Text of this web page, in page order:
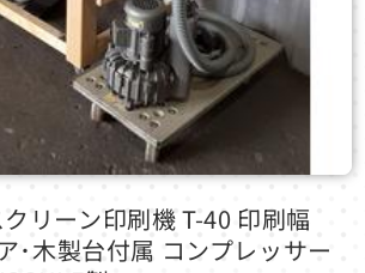
リーン印刷機 T-40 印刷幅
･木製台付属 コンプレッサー